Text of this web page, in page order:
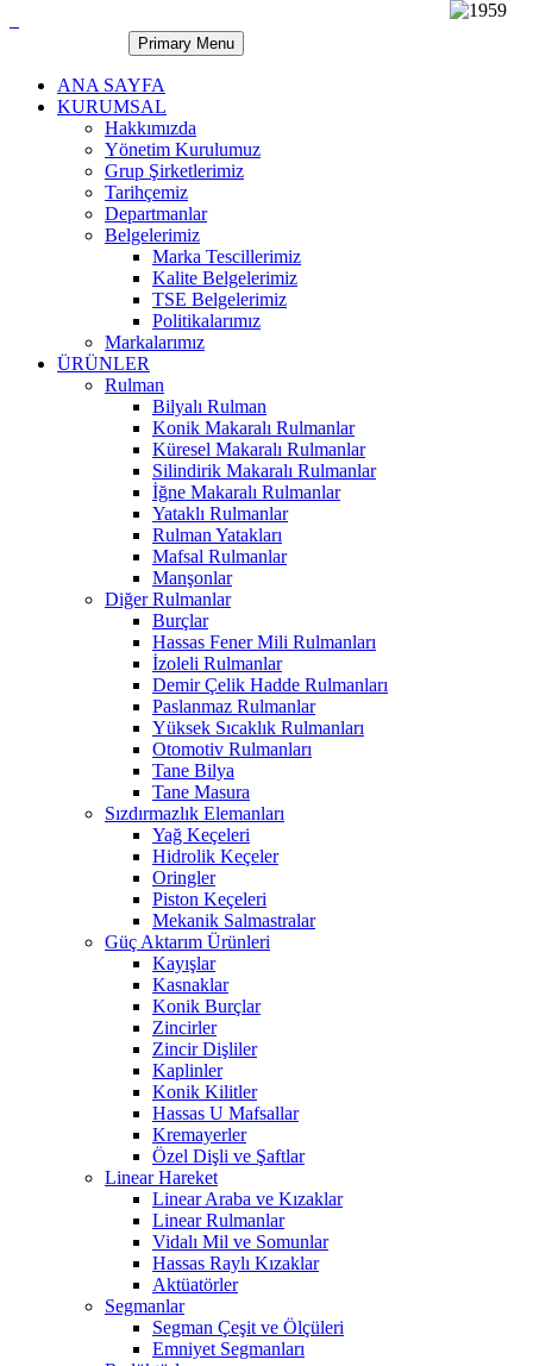
Primary Menu
ANA SAYFA
KURUMSAL
Hakkımızda
Yönetim Kurulumuz
Grup Şirketlerimiz
Tarihçemiz
Departmanlar
Belgelerimiz
Marka Tescillerimiz
Kalite Belgelerimiz
TSE Belgelerimiz
Politikalarımız
Markalarımız
ÜRÜNLER
Rulman
Bilyalı Rulman
Konik Makaralı Rulmanlar
Küresel Makaralı Rulmanlar
Silindirik Makaralı Rulmanlar
İğne Makaralı Rulmanlar
Yataklı Rulmanlar
Rulman Yatakları
Mafsal Rulmanlar
Manşonlar
Diğer Rulmanlar
Burçlar
Hassas Fener Mili Rulmanları
İzoleli Rulmanlar
Demir Çelik Hadde Rulmanları
Paslanmaz Rulmanlar
Yüksek Sıcaklık Rulmanları
Otomotiv Rulmanları
Tane Bilya
Tane Masura
Sızdırmazlık Elemanları
Yağ Keçeleri
Hidrolik Keçeler
Oringler
Piston Keçeleri
Mekanik Salmastralar
Güç Aktarım Ürünleri
Kayışlar
Kasnaklar
Konik Burçlar
Zincirler
Zincir Dişliler
Kaplinler
Konik Kilitler
Hassas U Mafsallar
Kremayerler
Özel Dişli ve Şaftlar
Linear Hareket
Linear Araba ve Kızaklar
Linear Rulmanlar
Vidalı Mil ve Somunlar
Hassas Raylı Kızaklar
Aktüatörler
Segmanlar
Segman Çeşit ve Ölçüleri
Emniyet Segmanları